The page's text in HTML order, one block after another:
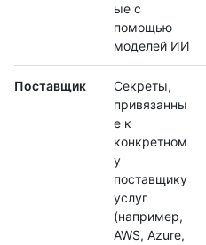
ые с
помощью
моделей ИИ
Поставщик
Секреты,
привязанны
е к
конкретном
у
поставщику
услуг
(например,
AWS, Azure,